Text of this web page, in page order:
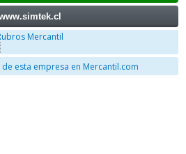
Mercantil
esta empresa en Mercantil.com